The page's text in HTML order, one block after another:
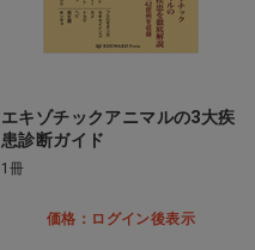
エキゾチックアニマルの3大疾
患診断ガイド
1冊
価格：ログイン後表示